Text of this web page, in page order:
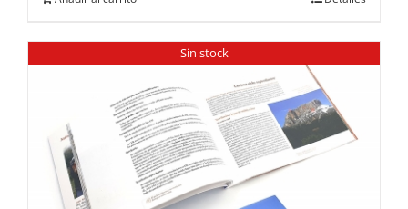
Sin stock